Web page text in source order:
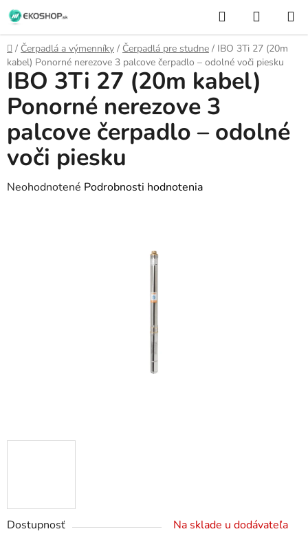
Prejsť
na
obsah
Hľadať
KOŠÍK
Domov
/ Čerpadlá a výmenníky / Čerpadlá pre studne / IBO 3Ti 27 (20m
kabel) Ponorné nerezove 3 palcove čerpadlo – odolné voči piesku
Dostupnosť
Na sklade u dodávateľa
IBO 3Ti 27 (20m kabel)
Ponorné nerezove 3
palcove čerpadlo – odolné
voči piesku
Priemerné
Neohodnotené Podrobnosti hodnotenia